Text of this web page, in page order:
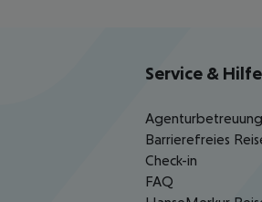
Service & Hilfe
Agenturbetreuung
Barrierefreies
Check-in
FAQ